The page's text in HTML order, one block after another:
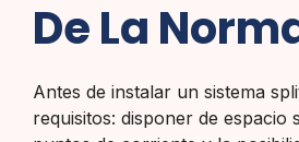
De La
Antes de instalar un sistema
requisitos: disponer de espacio